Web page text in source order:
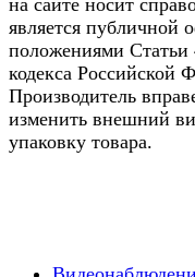
является публичной
положениями Статьи
кодекса Российской
Производитель
изменить внешний
упаковку товара.